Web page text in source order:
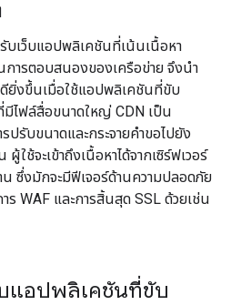
บเว็บแอปพลิเคชันที่เน้นเนื้อหา
การตอบสนองของเครือข่าย จึงนำ
ยิ่งขึ้นเมื่อใช้แอปพลิเคชันที่ขับ
มีไฟล์สื่อขนาดใหญ่ CDN เป็น
รับขนาดและกระจายคำขอไปยัง
ใช้จะเข้าถึงเนื้อหาได้จากเซิร์ฟเวอร์
น ซึ่งมักจะมีฟีเจอร์ด้านความปลอดภัย
WAF และการสิ้นสุด SSL ด้วยเช่น
แอปพลิเคชันที่ขับ